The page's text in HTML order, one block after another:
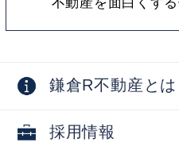
鎌倉R不動産とは
採用情報